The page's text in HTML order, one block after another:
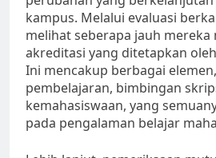
kampus. Melalui evaluasi
melihat seberapa jauh
akreditasi yang ditetapkan
Ini mencakup berbagai
pembelajaran, bimbingan
kemahasiswaan, yang
pada pengalaman belajar